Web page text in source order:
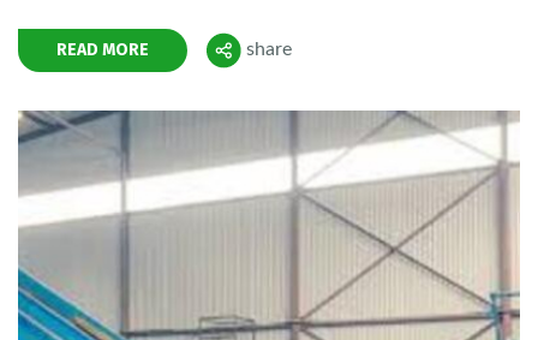
READ MORE Поделиться
share